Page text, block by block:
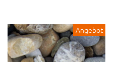
Angebot